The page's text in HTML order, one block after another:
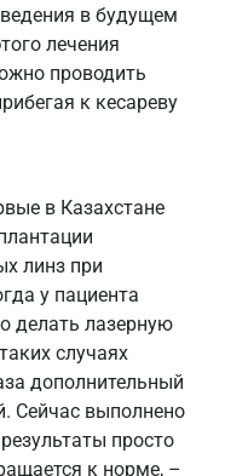
в будущем
лечения
проводить
к кесареву
в Казахстане
линз при
у пациента
делать лазерную
случаях
дополнительный
Сейчас выполнено
просто
к норме, –